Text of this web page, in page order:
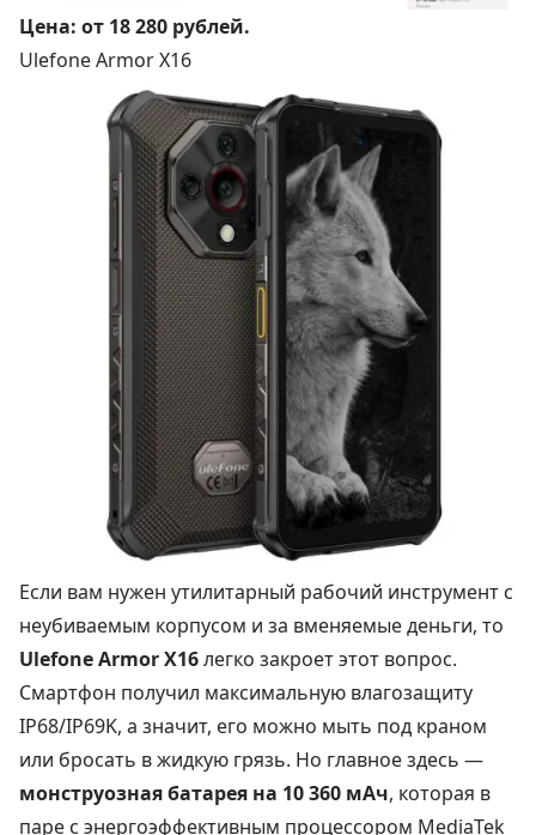
Цена: от 18 280 рублей.
Ulefone Armor X16
Если вам нужен утилитарный рабочий инструмент с
неубиваемым корпусом и за вменяемые деньги, то
Ulefone Armor X16легко закроет этот вопрос.
Смартфон получил максимальную влагозащиту
IP68/IP69K, а значит, его можно мыть под краном
или бросать в жидкую грязь. Но главное здесь —
монструозная батарея на 10 360 мАч, которая в
паре с энергоэффективным процессором MediaTek